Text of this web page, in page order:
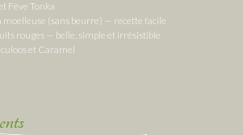
Fève Tonka
(sans beurre) — recette facile
rouges — belle, simple et irrésistible
et Caramel